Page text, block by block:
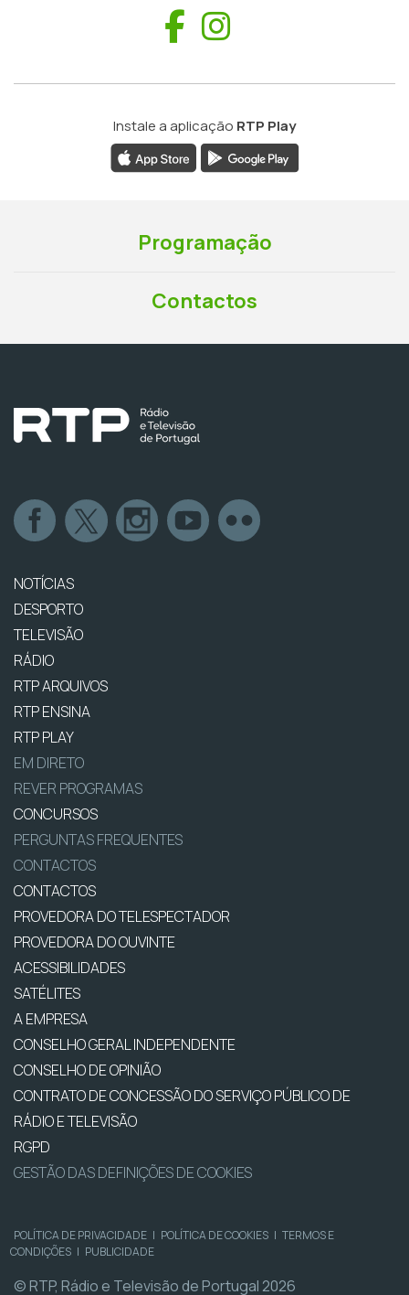
Facebook
Instale a aplicação RTP Play
Programação
Contactos
NOTÍCIAS
DESPORTO
TELEVISÃO
RÁDIO
RTP ARQUIVOS
RTP ENSINA
RTP PLAY
EM DIRETO
REVER PROGRAMAS
CONCURSOS
PERGUNTAS FREQUENTES
CONTACTOS
CONTACTOS
PROVEDORA DO TELESPECTADOR
PROVEDORA DO OUVINTE
ACESSIBILIDADES
SATÉLITES
A EMPRESA
CONSELHO GERAL INDEPENDENTE
CONSELHO DE OPINIÃO
CONTRATO DE CONCESSÃO DO SERVIÇO PÚBLICO DE
RÁDIO E TELEVISÃO
RGPD
GESTÃO DAS DEFINIÇÕES DE COOKIES
POLÍTICA DE PRIVACIDADE | POLÍTICA DE COOKIES | TERMOS E
CONDIÇÕES | PUBLICIDADE
© RTP, Rádio e Televisão de Portugal 2026